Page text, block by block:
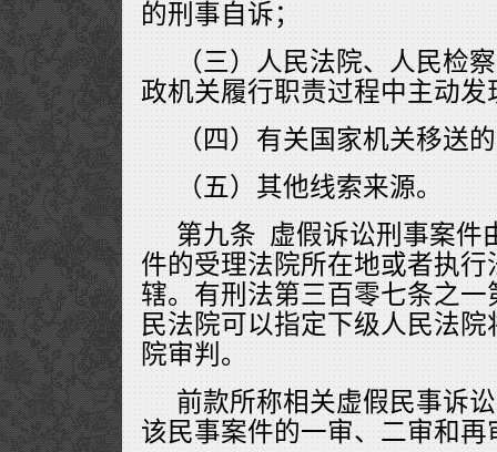
的刑事自诉；
（三）人民法院、人民检
政机关履行职责过程中主动发
（四）有关国家机关移送
（五）其他线索来源。
第九条 虚假诉讼刑事案件
件的受理法院所在地或者执
辖。有刑法第三百零七条之
民法院可以指定下级人民法
院审判。
前款所称相关虚假民事诉
该民事案件的一审、二审和再